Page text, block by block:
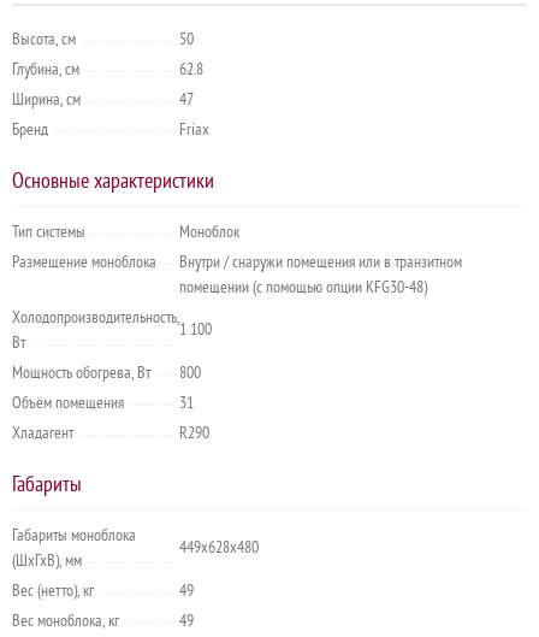
Высота, см
50
Глубина, см
62.8
Ширина, см
47
Бренд
Friax
Основные характеристики
Тип системы
Моноблок
Размещение моноблока
Внутри / снаружи помещения или в транзитном
помещении (с помощью опции KFG30-48)
Холодопроизводительность,
Вт
1 100
Мощность обогрева, Вт
800
Объём помещения
31
Хладагент
R290
Габариты
Габариты моноблока
(ШхГхВ), мм
449х628х480
Вес (нетто), кг
49
Вес моноблока, кг
49